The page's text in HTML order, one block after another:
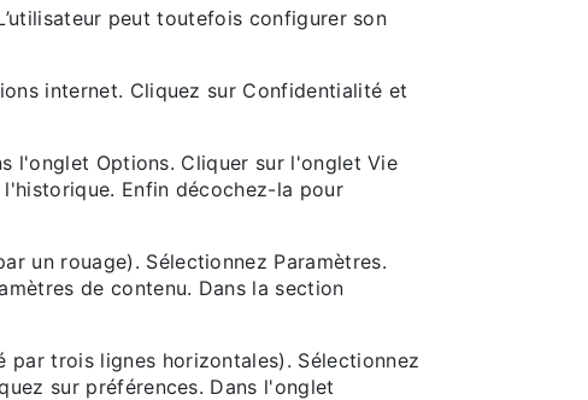
peut toutefois configurer son
internet. Cliquez sur Confidentialité et
l'onglet Options. Cliquer sur l'onglet Vie
Enfin décochez-la pour
un rouage). Sélectionnez Paramètres.
de contenu. Dans la section
par trois lignes horizontales). Sélectionnez
sur préférences. Dans l'onglet